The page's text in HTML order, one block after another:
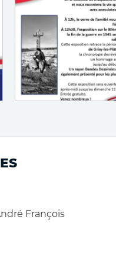
François